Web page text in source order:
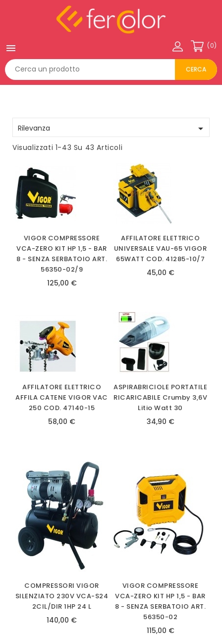
 (0)
CERCA
Rilevanza 
Visualizzati 1-43 Su 43 Articoli
VIGOR COMPRESSORE
VCA-ZERO KIT HP 1,5 - BAR
8 - SENZA SERBATOIO ART.
56350-02/9
125,00 €
AFFILATORE ELETTRICO
UNIVERSALE VAU-65 VIGOR
65WATT COD. 41285-10/7
45,00 €
AFFILATORE ELETTRICO
AFFILA CATENE VIGOR VAC
250 COD. 47140-15
58,00 €
ASPIRABRICIOLE PORTATILE
RICARICABILE Crumby 3,6V
Litio Watt 30
34,90 €
COMPRESSORI VIGOR
SILENZIATO 230V VCA-S24
2CIL/DIR 1HP 24 L
140,00 €
VIGOR COMPRESSORE
VCA-ZERO KIT HP 1,5 - BAR
8 - SENZA SERBATOIO ART.
56350-02
115,00 €